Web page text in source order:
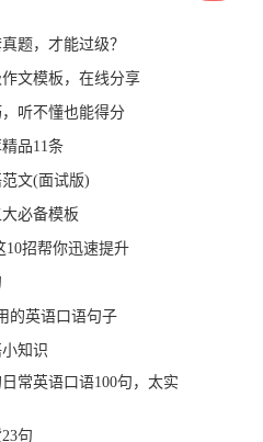
题，才能过级？
文模板，在线分享
听不懂也能得分
品11条
文(面试版)
必备模板
10招帮你迅速提升
的英语口语句子
知识
常英语口语100句，太实
句